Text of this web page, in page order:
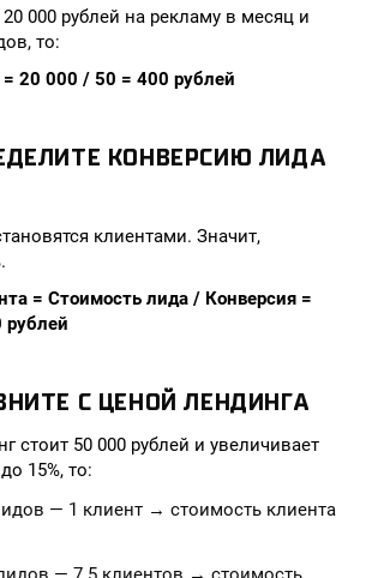
000 рублей на рекламу в месяц и
то:
20 000 / 50 = 400 рублей
КОНВЕРСИЮ ЛИДА
клиентами. Значит,
= Стоимость лида / Конверсия =
рублей
С ЦЕНОЙ ЛЕНДИНГА
стоит 50 000 рублей и увеличивает
15%, то:
— 1 клиент → стоимость клиента